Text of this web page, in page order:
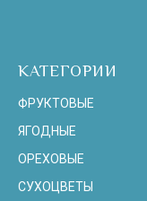
КАТЕГОРИИ
ФРУКТОВЫЕ
ЯГОДНЫЕ
ОРЕХОВЫЕ
СУХОЦВЕТЫ